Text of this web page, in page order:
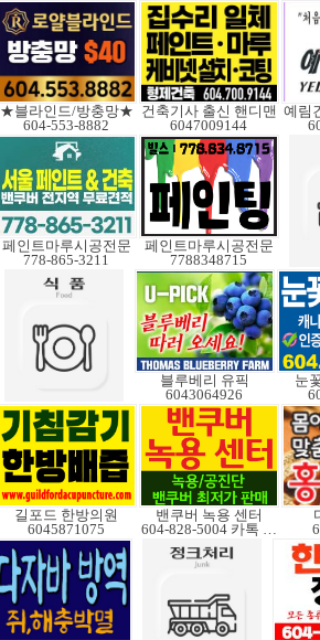
★블라인드/방충망★
604-553-8882
건축기사 출신 핸디맨
6047009144
페인트마루시공전문
778-865-3211
페인트마루시공전문
7788348715
블루베리 유픽
6043064926
눈
길포드 한방의원
6045871075
밴쿠버 녹용 센터
604-828-5004 카톡 Elkcanada